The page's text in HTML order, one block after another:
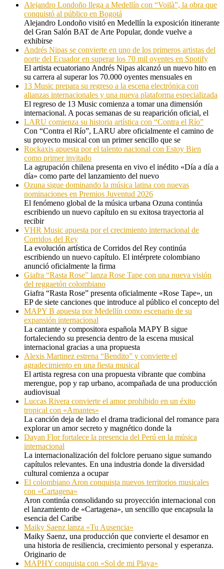
Alejandro Londoño llega a Medellín con “Voilà”, la obra que
conquistó al público en Bogotá
Alejandro Londoño visitó en Medellín la exposición itinerante
del Gran Salón BAT de Arte Popular, donde vuelve a
exhibirse
Andrés Nipas se convierte en uno de los primeros artistas del
norte del Ecuador en superar los 70 mil oyentes en Spotify
El artista ecuatoriano Andrés Nipas alcanzó un nuevo hito en
su carrera al superar los 70.000 oyentes mensuales en
13 Music prepara su regreso a la escena electrónica con
alianzas internacionales y una nueva plataforma especializada
El regreso de 13 Music comienza a tomar una dimensión
internacional. A pocas semanas de su reaparición oficial, el
LARU comienza su historia artística con “Contra el Río”
Con “Contra el Río”, LARU abre oficialmente el camino de
su proyecto musical con un primer sencillo que se
Rockaxis apuesta por el talento nacional con Estoy Bien
como primer invitado
La agrupación chilena presenta en vivo el inédito «Día a día a
día» como parte del lanzamiento del nuevo
Ozuna sigue dominando la música latina con nuevas
nominaciones en Premios Juventud 2026
El fenómeno global de la música urbana Ozuna continúa
escribiendo un nuevo capítulo en su exitosa trayectoria al
recibir
VHR Music apuesta por el crecimiento internacional de
Corridos del Rey
La evolución artística de Corridos del Rey continúa
escribiendo un nuevo capítulo. El intérprete colombiano
anunció oficialmente la firma
Giafra “Rasta Rose” lanza Rose Tape con una nueva visión
del reggaetón colombiano
Giafra “Rasta Rose” presenta oficialmente «Rose Tape», un
EP de siete canciones que introduce al público el concepto del
MAPY B apuesta por Medellín como escenario de su
expansión internacional
La cantante y compositora española MAPY B sigue
fortaleciendo su presencia dentro de la escena musical
internacional gracias a una propuesta
Alexis Martinez estrena “Bendito” y convierte el
agradecimiento en una fiesta musical
El artista regresa con una propuesta vibrante que combina
merengue, pop y rap urbano, acompañada de una producción
audiovisual
Luccas Rivera convierte el amor prohibido en un éxito
tropical con «Amantes»
La canción deja de lado el drama tradicional del romance para
explorar un amor secreto y magnético donde la
Dayan Flor fortalece la presencia del Perú en la música
internacional
La internacionalización del folclore peruano sigue sumando
capítulos relevantes. En una industria donde la diversidad
cultural comienza a ocupar
El colombiano Aron conquista nuevos territorios musicales
con «Cartagena»
Aron continúa consolidando su proyección internacional con
el lanzamiento de «Cartagena», un sencillo que encapsula la
esencia del Caribe
Maiky Saenz lanza «Tu Ausencia»
Maiky Saenz, una producción que convierte el desamor en
una historia de resiliencia, crecimiento personal y esperanza.
Originario de
MAPHY conquista con «Sol de mi Playa»